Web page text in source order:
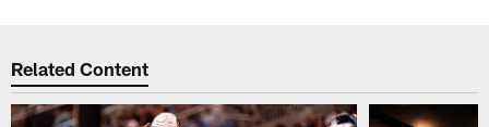
Related Content